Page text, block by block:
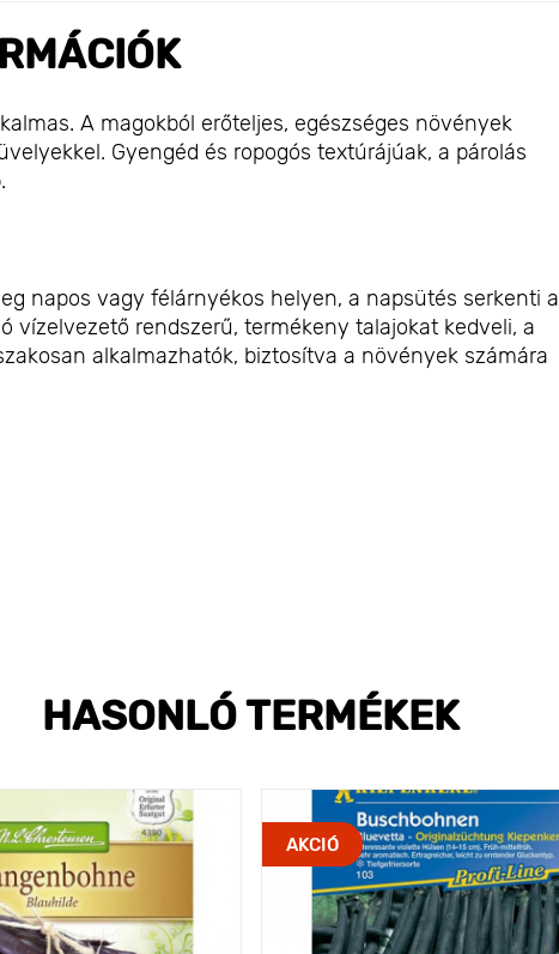
A magokból erőteljes, egészséges növények
Gyengéd és ropogós textúrájúak, a párolás
napos vagy félárnyékos helyen, a napsütés serkenti a
vízelvezető rendszerű, termékeny talajokat kedveli, a
alkalmazhatók, biztosítva a növények számára
HASONLÓ TERMÉKEK
AKCIÓ